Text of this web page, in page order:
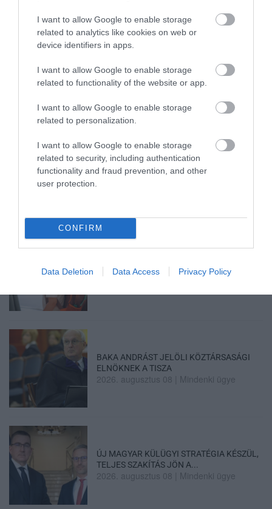
I want to allow Google to enable storage
related to analytics like cookies on web or
device identifiers in apps.
I want to allow Google to enable storage
related to functionality of the website or app.
I want to allow Google to enable storage
related to personalization.
I want to allow Google to enable storage
related to security, including authentication
functionality and fraud prevention, and other
user protection.
CONFIRM
Data Deletion Data Access Privacy Policy
Ne maradjon le a legfrissebb hírekről, kövessen
bennünket az EGRI ÜGYEK Google Hírek oldalán!
VISSZA A FŐOLDALRA
FELADAT JÖHET AZ ALSÓ ...
BAKA ANDRÁST JELÖLI KÖZTÁRSASÁGI
ELNÖKNEK A TISZA
2026. augusztus 08 Mindenki ügye
ÚJ MAGYAR KÜLÜGYI STRATÉGIA KÉSZÜL,
TELJES SZAKÍTÁS JÖN A...
2026. augusztus 08 Mindenki ügye